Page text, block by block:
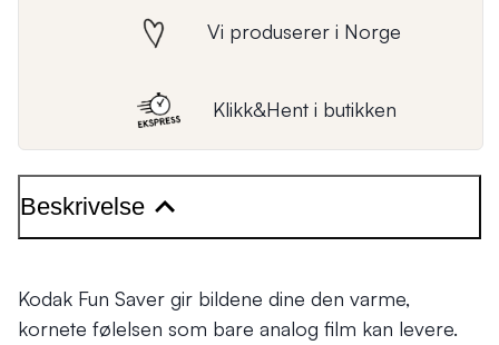
Vi produserer i Norge
Klikk&Hent i butikken
Beskrivelse
Kodak Fun Saver gir bildene dine den varme,
kornete følelsen som bare analog film kan levere.